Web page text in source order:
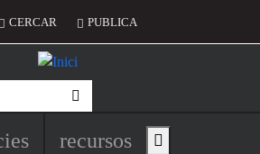
del compte d'usuari
CERCAR PUBLICA
principal de
recursos Show main menu